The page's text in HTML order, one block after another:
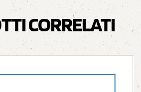
CORRELATI